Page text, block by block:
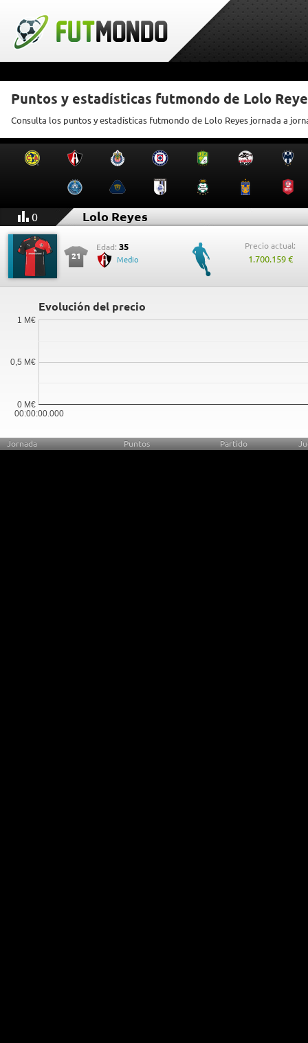
Puntos y estadísticas futmondo de Lolo
Consulta los puntos y estadísticas futmondo de Lolo Reyes jornada a
0 Lolo Reyes
21
Edad: 35
Medio
Precio actual:
1.700.159 €
Evolución del precio
00:00:00.000
0 M€
0,5 M€
1 M€
Jornada Puntos Partido